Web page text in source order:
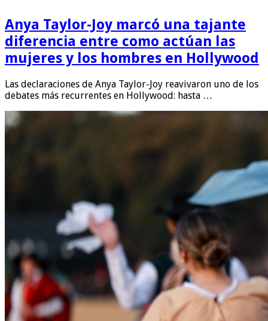
Anya Taylor-Joy marcó una tajante
diferencia entre como actúan las
mujeres y los hombres en Hollywood
Las declaraciones de Anya Taylor-Joy reavivaron uno de los
debates más recurrentes en Hollywood: hasta …